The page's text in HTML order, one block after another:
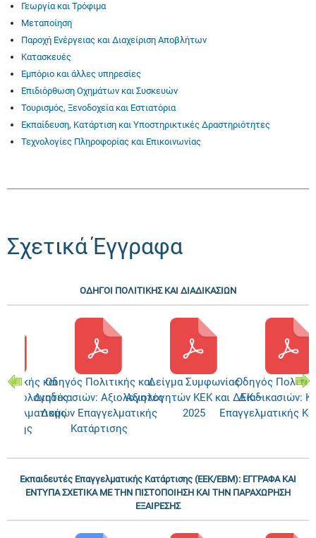
Γεωργία και Τρόφιμα
Μεταποίηση
Παροχή Ενέργειας και Διαχείριση Αποβλήτων
Κατασκευές
Εμπόριο και άλλες υπηρεσίες
Επιδιόρθωση Οχημάτων και Συσκευών
Τουρισμός, Ξενοδοχεία και Εστιατόρια
Εκπαίδευση, Κατάρτιση και Υποστηρικτικές Δραστηριότητες
Τεχνολογίες Πληροφορίας και Επικοινωνίας
Σχετικά Έγγραφα
ΟΔΗΓΟΙ ΠΟΛΙΤΙΚΗΣ ΚΑΙ ΔΙΑΔΙΚΑΣΙΩΝ
και
Αξιολογητές
Οδηγός Πολιτικής και
Διαδικασιών: Αξιολογητές
Δομών Επαγγελματικής
Κατάρτισης
Δείγμα Συμφωνίας
Αξιολογητών ΚΕΚ και ΔΕΚ –
2025
Οδηγός
Διαδικασιών:
Επαγγελματικής
Εκπαιδευτές Επαγγελματικής Κατάρτισης (ΕΕΚ/ΕΒΜ): ΕΓΓΡΑΦΑ ΚΑΙ
ΕΝΤΥΠΑ ΣΧΕΤΙΚΑ ΜΕ ΤΗΝ ΠΙΣΤΟΠΟΙΗΣΗ ΚΑΙ ΤΗΝ ΠΑΡΑΧΩΡΗΣΗ
ΕΞΑΙΡΕΣΗΣ